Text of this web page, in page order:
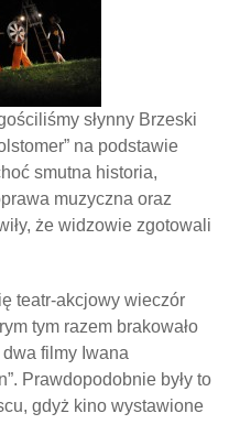
słynny Brzeski
na podstawie
smutna historia,
muzyczna oraz
że widzowie zgotowali
teatr-akcjowy wieczór
tym razem brakowało
filmy Iwana
Prawdopodobnie były to
gdyż kino wystawione